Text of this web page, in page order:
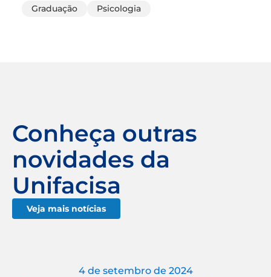
Graduação Psicologia
Conheça outras
novidades da
Unifacisa
Veja mais notícias
4 de setembro de 2024